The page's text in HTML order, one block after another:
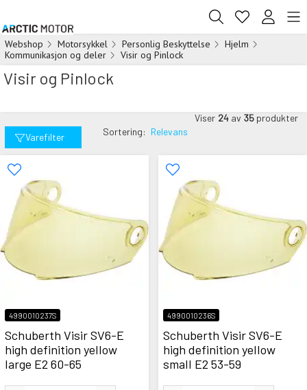
Webshop Motorsykkel Personlig Beskyttelse
Hjelm
Kommunikasjon og deler
Visir og Pinlock
Visir og Pinlock
Varefilter Sortering: Relevans
Viser 24 av 35 produkter
4990010237S
Schuberth Visir SV6-E
high definition yellow
large E2 60-65
4990010236S
Schuberth Visir SV6-E
high definition yellow
small E2 53-59